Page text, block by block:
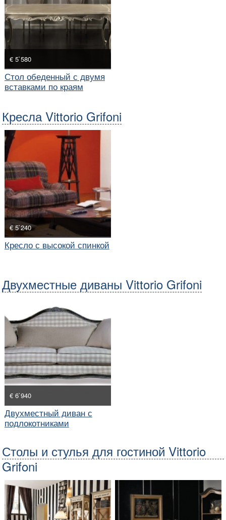
€ 5`580
Стол обеденный с двумя
вставками по краям
Кресла Vittorio Grifoni
€ 5`240
Кресло с высокой спинкой
Двухместные диваны Vittorio Grifoni
€ 6`940
Двухместный диван с
подлокотниками
Столы и стулья для гостиной Vittorio
Grifoni